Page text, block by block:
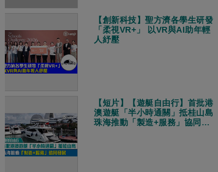
【創新科技】聖方濟各學生研發
「柔視VR+」 以VR與AI助年輕
人紓壓
【短片】【遊艇自由行】首批港
澳遊艇「半小時通關」抵桂山島
珠海推動「製造+服務」協同發